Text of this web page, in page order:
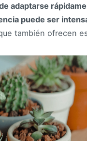
adaptarse
puede ser
también ofrecen